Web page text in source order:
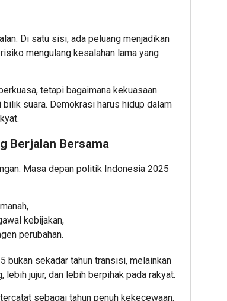
Di satu sisi, ada peluang menjadikan
mengulang kesalahan lama yang
tetapi bagaimana kekuasaan
suara. Demokrasi harus hidup dalam
Berjalan Bersama
Masa depan politik Indonesia 2025
kebijakan,
perubahan.
bukan sekadar tahun transisi, melainkan
jujur, dan lebih berpihak pada rakyat.
sebagai tahun penuh kekecewaan.